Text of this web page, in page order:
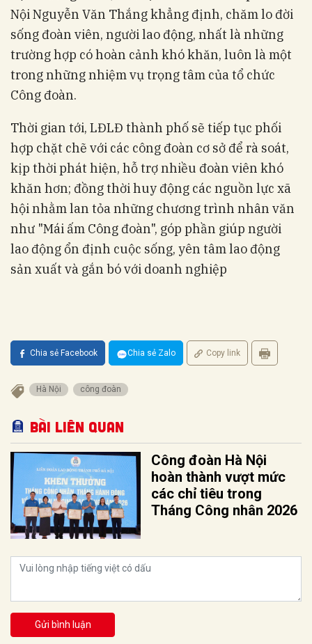
Nội Nguyễn Văn Thắng khẳng định, chăm lo đời
sống đoàn viên, người lao động, nhất là những
trường hợp có hoàn cảnh khó khăn, luôn là một
trong những nhiệm vụ trọng tâm của tổ chức
Công đoàn.
Thời gian tới, LĐLĐ thành phố sẽ tiếp tục phối
hợp chặt chẽ với các công đoàn cơ sở để rà soát,
kịp thời phát hiện, hỗ trợ nhiều đoàn viên khó
khăn hơn; đồng thời huy động các nguồn lực xã
hội nhằm lan tỏa những chương trình nhân văn
như "Mái ấm Công đoàn", góp phần giúp người
lao động ổn định cuộc sống, yên tâm lao động
sản xuất và gắn bó với doanh nghiệp
Chia sẻ Facebook Chia sẻ Zalo Copy link
Hà Nội công đoàn
Bài liên quan
Công đoàn Hà Nội
hoàn thành vượt mức
các chỉ tiêu trong
Tháng Công nhân 2026
Gửi bình luận